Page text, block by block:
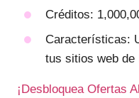
Créditos:
Características:
tus sitios web de
¡Desbloquea Ofertas